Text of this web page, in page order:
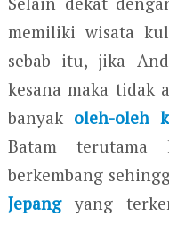
memiliki wisata
sebab itu, jika
kesana maka tidak
banyak oleh-oleh
Batam terutama
berkembang
Jepangyang